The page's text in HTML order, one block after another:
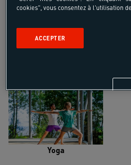
Trail
Yoga
cookies", vous consentez à l'utilisation
ACCEPTER